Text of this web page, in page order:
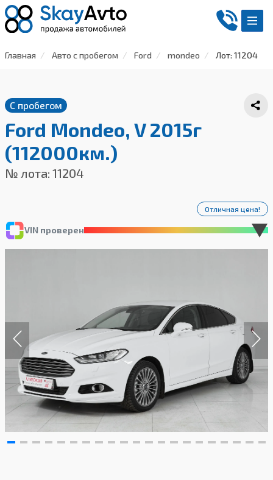
Главная Авто с пробегом Ford mondeo Лот: 11204
С пробегом
Ford Mondeo, V 2015г
(112000км.)
№ лота: 11204
VIN проверен
Отличная цена!